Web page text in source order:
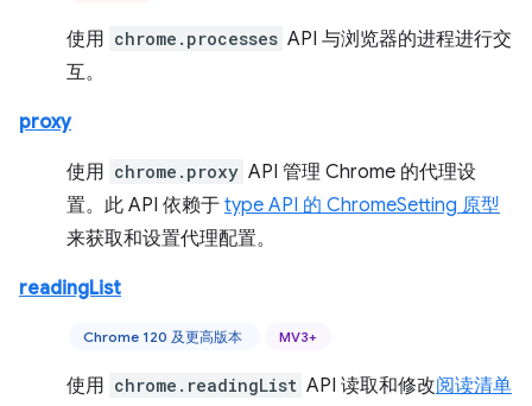
使用 chrome.processes API 与浏览器的进程进行交
互。
proxy
使用 chrome.proxy API 管理 Chrome 的代理设
置。此 API 依赖于 type API 的 ChromeSetting 原型
来获取和设置代理配置。
readingList
Chrome 120 及更高版本 MV3+
使用 chrome.readingList API 读取和修改阅读清单